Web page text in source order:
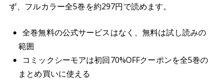
ず、フルカラー全5巻を約297円で読めます。
全巻無料の公式サービスはなく、無料は試し読みの
範囲
コミックシーモアは初回70%OFFクーポンを全5巻の
まとめ買いに使える